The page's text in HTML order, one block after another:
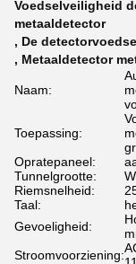
Voedselveiligheid
metaaldetector
, De
, Metaaldetector
Naam:
Toepassing:
Opratepaneel:
Tunnelgrootte:
Riemsnelheid:
Taal:
Gevoeligheid:
Stroomvoorziening: